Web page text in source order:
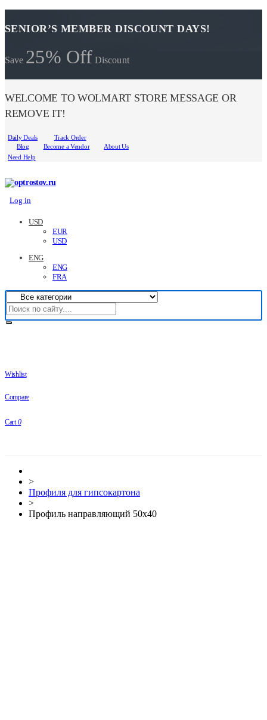
SENIOR’S MEMBER DISCOUNT DAYS!
Save 25% Off Discount
WELCOME TO WOLMART STORE MESSAGE OR
REMOVE IT!
Daily Deals
Track Order
Blog
Become a Vendor
About Us
Need Help
Log in
USD
EUR
USD
ENG
ENG
FRA
Wishlist
Compare
Cart 0
>
Профиля для гипсокартона
>
Профиль направляющий 50х40